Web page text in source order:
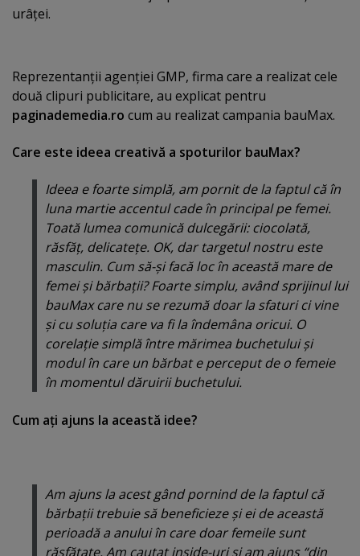
urâţei.
Reprezentanţii agenţiei GMP, firma care a realizat cele
două clipuri publicitare, au explicat pentru
paginademedia.ro cum au realizat campania bauMax.
Care este ideea creativă a spoturilor bauMax?
Ideea e foarte simplă, am pornit de la faptul că în
luna martie accentul cade în principal pe femei.
Toată lumea comunică dulcegării: ciocolată,
răsfăţ, delicateţe. OK, dar targetul nostru este
masculin. Cum să-şi facă loc în această mare de
femei şi bărbaţii? Foarte simplu, având sprijinul lui
bauMax care nu se rezumă doar la sfaturi ci vine
şi cu soluţia care va fi la îndemâna oricui. O
corelaţie simplă între mărimea buchetului şi
modul în care un bărbat e perceput de o femeie
în momentul dăruirii buchetului.
Cum aţi ajuns la această idee?
Am ajuns la acest gând pornind de la faptul că
bărbaţii trebuie să beneficieze şi ei de această
perioadă a anului în care doar femeile sunt
răsfăţate. Am cautat inside-uri si am ajuns “din